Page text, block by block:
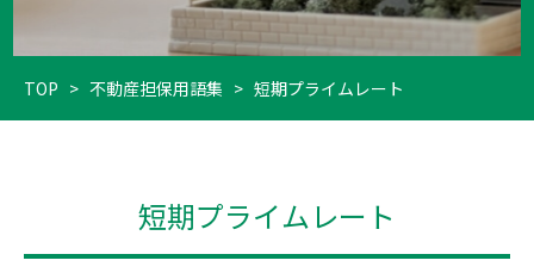
TOP > 不動産担保用語集 > 短期プライムレート
短期プライムレート